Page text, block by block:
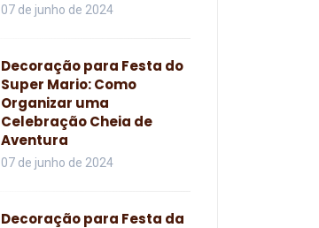
07 de junho de 2024
Decoração para Festa do
Super Mario: Como
Organizar uma
Celebração Cheia de
Aventura
07 de junho de 2024
Decoração para Festa da